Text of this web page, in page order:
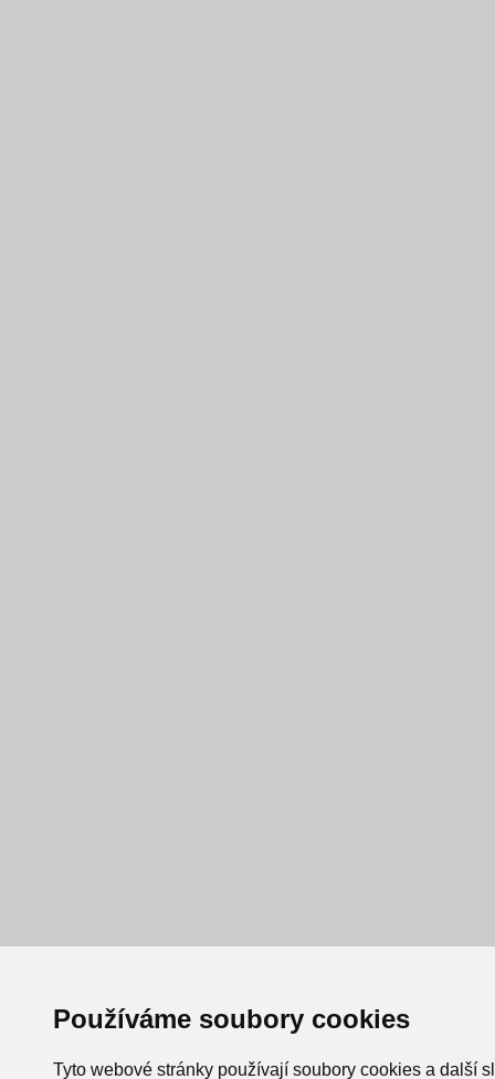
Používáme soubory cookies
Tyto webové stránky používají soubory cookies a další